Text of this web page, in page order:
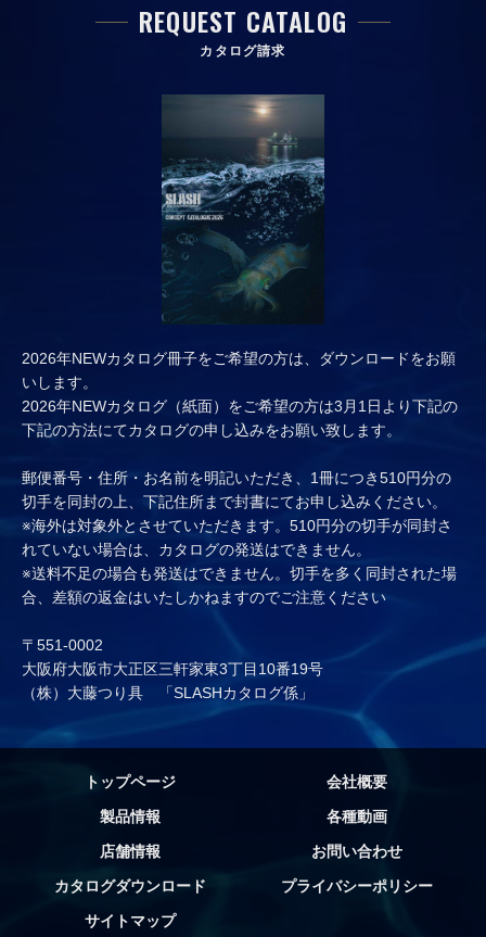
REQUEST CATALOG
カタログ請求
2026年NEWカタログ冊子をご希望の方は、ダウンロードをお願
いします。
2026年NEWカタログ（紙面）をご希望の方は3月1日より下記の
下記の方法にてカタログの申し込みをお願い致します。
郵便番号・住所・お名前を明記いただき、1冊につき510円分の
切手を同封の上、下記住所まで封書にてお申し込みください。
※海外は対象外とさせていただきます。510円分の切手が同封さ
れていない場合は、カタログの発送はできません。
※送料不足の場合も発送はできません。切手を多く同封された場
合、差額の返金はいたしかねますのでご注意ください
〒551-0002
大阪府大阪市大正区三軒家東3丁目10番19号
（株）大藤つり具 「SLASHカタログ係」
トップページ
会社概要
製品情報
各種動画
店舗情報
お問い合わせ
カタログダウンロード
プライバシーポリシー
サイトマップ